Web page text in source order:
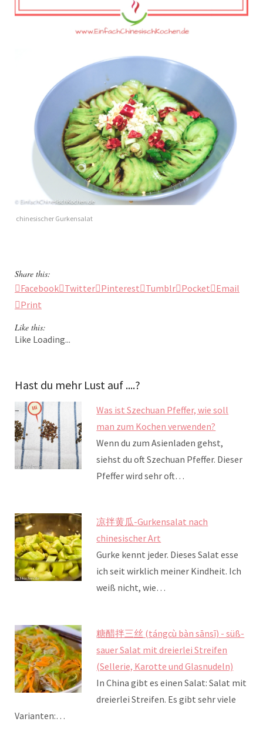
chinesischer Gurkensalat
Share this:
Facebook Twitter Pinterest Tumblr Pocket Email
Print
Like this:
Like Loading...
Hast du mehr Lust auf ....?
Was ist Szechuan Pfeffer, wie soll
man zum Kochen verwenden?
Wenn du zum Asienladen gehst,
siehst du oft Szechuan Pfeffer. Dieser
Pfeffer wird sehr oft…
凉拌黄瓜-Gurkensalat nach
chinesischer Art
Gurke kennt jeder. Dieses Salat esse
ich seit wirklich meiner Kindheit. Ich
weiß nicht, wie…
糖醋拌三丝 (tángcù bàn sānsī) - süß-
sauer Salat mit dreierlei Streifen
(Sellerie, Karotte und Glasnudeln)
In China gibt es einen Salat: Salat mit
dreierlei Streifen. Es gibt sehr viele
Varianten:…